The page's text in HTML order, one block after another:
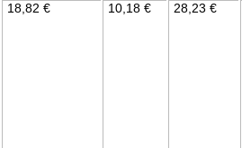
18,82 € 10,18 € 28,23 €